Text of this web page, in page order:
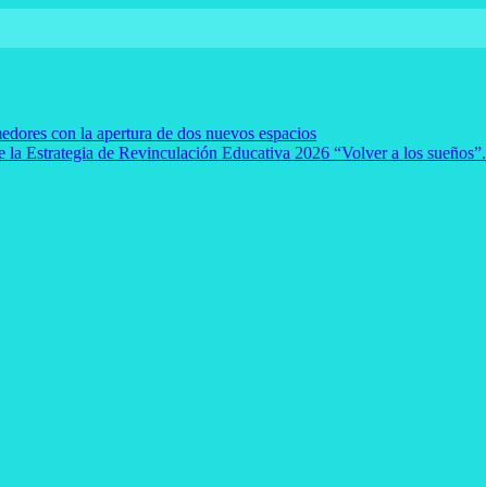
con la apertura de dos nuevos espacios
Estrategia de Revinculación Educativa 2026 “Volver a los sueños”.